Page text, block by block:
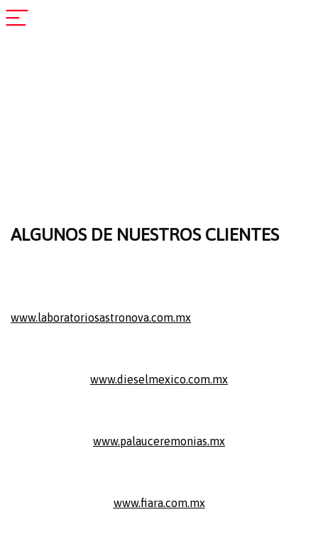
ALGUNOS DE NUESTROS CLIENTES
www.laboratoriosastronova.com.mx
www.dieselmexico.com.mx
www.palauceremonias.mx
www.fiara.com.mx